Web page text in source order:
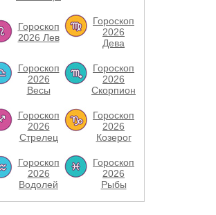
Гороскоп
2026 Лев
Гороскоп
2026
Дева
Гороскоп
2026
Весы
Гороскоп
2026
Скорпион
Гороскоп
2026
Стрелец
Гороскоп
2026
Козерог
Гороскоп
2026
Водолей
Гороскоп
2026
Рыбы